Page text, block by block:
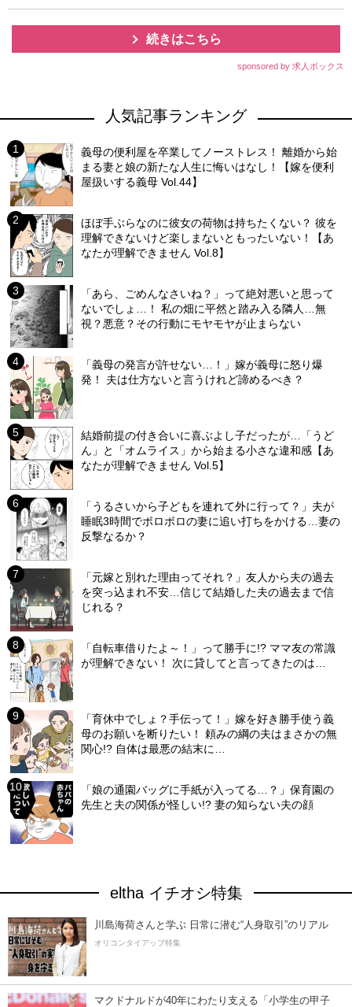
続きはこちら
sponsored by 求人ボックス
人気記事ランキング
義母の便利屋を卒業してノーストレス！ 離婚から始
まる妻と娘の新たな人生に悔いはなし！【嫁を便利
屋扱いする義母 Vol.44】
ほぼ手ぶらなのに彼女の荷物は持ちたくない？ 彼を
理解できないけど楽しまないともったいない！【あ
なたが理解できません Vol.8】
「あら、ごめんなさいね？」って絶対悪いと思って
ないでしょ…！ 私の畑に平然と踏み入る隣人…無
視？悪意？その行動にモヤモヤが止まらない
「義母の発言が許せない…！」嫁が義母に怒り爆
発！ 夫は仕方ないと言うけれど諦めるべき？
結婚前提の付き合いに喜ぶよし子だったが…「うど
ん」と「オムライス」から始まる小さな違和感【あ
なたが理解できません Vol.5】
「うるさいから子どもを連れて外に行って？」夫が
睡眠3時間でボロボロの妻に追い打ちをかける…妻の
反撃なるか？
「元嫁と別れた理由ってそれ？」友人から夫の過去
を突っ込まれ不安…信じて結婚した夫の過去まで信
じれる？
「自転車借りたよ～！」って勝手に!? ママ友の常識
が理解できない！ 次に貸してと言ってきたのは…
「育休中でしょ？手伝って！」嫁を好き勝手使う義
母のお願いを断りたい！ 頼みの綱の夫はまさかの無
関心!? 自体は最悪の結末に…
「娘の通園バッグに手紙が入ってる…？」保育園の
先生と夫の関係が怪しい!? 妻の知らない夫の顔
eltha イチオシ特集
川島海荷さんと学ぶ 日常に潜む“人身取引”のリアル
オリコンタイアップ特集
マクドナルドが40年にわたり支える「小学生の甲子